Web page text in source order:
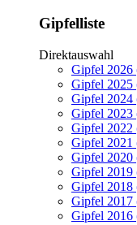
Gipfelliste
Direktauswahl
Gipfel 2026
Gipfel 2025
Gipfel 2024
Gipfel 2023
Gipfel 2022
Gipfel 2021
Gipfel 2020
Gipfel 2019
Gipfel 2018
Gipfel 2017
Gipfel 2016